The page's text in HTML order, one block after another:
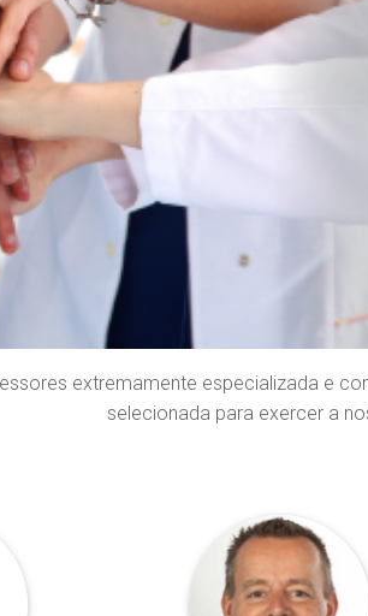
extremamente especializada e
selecionada para exercer a